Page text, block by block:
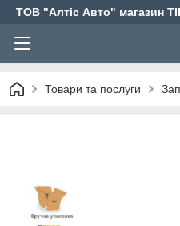
ТОВ "Алтіс Авто" магазин
Товари та послуги